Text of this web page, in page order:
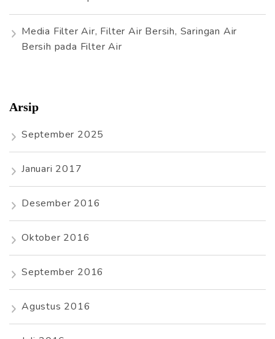
Media Filter Air, Filter Air Bersih, Saringan Air
Bersih pada Filter Air
Arsip
September 2025
Januari 2017
Desember 2016
Oktober 2016
September 2016
Agustus 2016